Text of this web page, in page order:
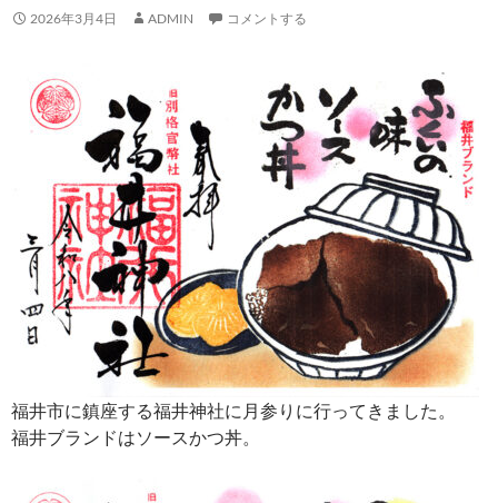
2026年3月4日 ADMIN コメントする
福井市に鎮座する福井神社に月参りに行ってきました。
福井ブランドはソースかつ丼。